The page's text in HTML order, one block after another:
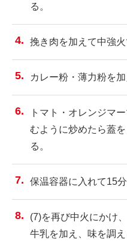
る。
挽き肉を加えて中強火
カレー粉・薄力粉を
トマト・オレンジマ
むように炒めたら蓋
る。
保温容器に入れて15分
(7)を再び中火にかけ
牛乳を加え、味を調え